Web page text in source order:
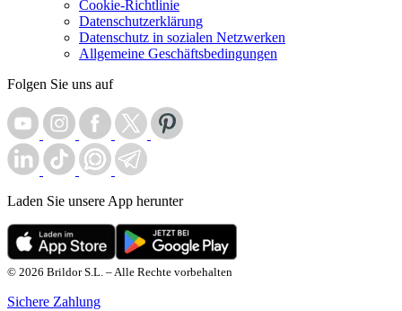
Cookie-Richtlinie
Datenschutzerklärung
Datenschutz in sozialen Netzwerken
Allgemeine Geschäftsbedingungen
Folgen Sie uns auf
Laden Sie unsere App herunter
© 2026 Brildor S.L. – Alle Rechte vorbehalten
Sichere Zahlung